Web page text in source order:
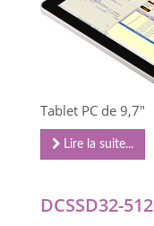
Tablet PC de 9,7"
Lire la suite...
DCSSD32-512